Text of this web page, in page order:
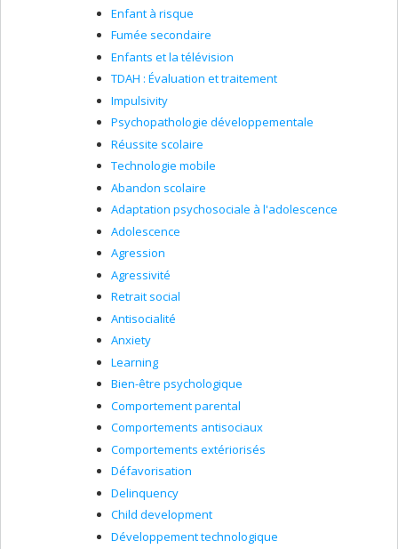
Enfant à risque
Fumée secondaire
Enfants et la télévision
TDAH : Évaluation et traitement
Impulsivity
Psychopathologie développementale
Réussite scolaire
Technologie mobile
Abandon scolaire
Adaptation psychosociale à l'adolescence
Adolescence
Agression
Agressivité
Retrait social
Antisocialité
Anxiety
Learning
Bien-être psychologique
Comportement parental
Comportements antisociaux
Comportements extériorisés
Défavorisation
Delinquency
Child development
Développement technologique